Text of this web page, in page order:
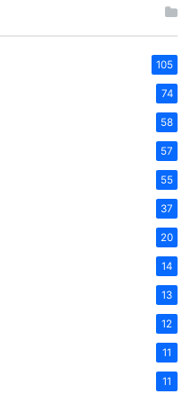
105
74
58
57
55
37
20
14
13
12
11
11